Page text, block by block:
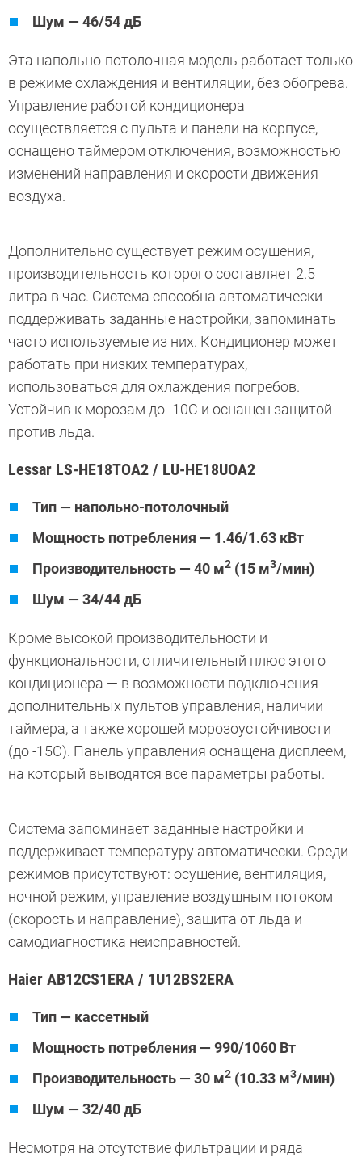
Шум — 46/54 дБ
Эта напольно-потолочная модель работает только
в режиме охлаждения и вентиляции, без обогрева.
Управление работой кондиционера
осуществляется с пульта и панели на корпусе,
оснащено таймером отключения, возможностью
изменений направления и скорости движения
воздуха.
Дополнительно существует режим осушения,
производительность которого составляет 2.5
литра в час. Система способна автоматически
поддерживать заданные настройки, запоминать
часто используемые из них. Кондиционер может
работать при низких температурах,
использоваться для охлаждения погребов.
Устойчив к морозам до -10С и оснащен защитой
против льда.
Lessar LS-HE18TOA2 / LU-HE18UOA2
Тип — напольно-потолочный
Мощность потребления — 1.46/1.63 кВт
Производительность — 40 м2 (15 м3/мин)
Шум — 34/44 дБ
Кроме высокой производительности и
функциональности, отличительный плюс этого
кондиционера — в возможности подключения
дополнительных пультов управления, наличии
таймера, а также хорошей морозоустойчивости
(до -15С). Панель управления оснащена дисплеем,
на который выводятся все параметры работы.
Система запоминает заданные настройки и
поддерживает температуру автоматически. Среди
режимов присутствуют: осушение, вентиляция,
ночной режим, управление воздушным потоком
(скорость и направление), защита от льда и
самодиагностика неисправностей.
Haier AB12CS1ERA / 1U12BS2ERA
Тип — кассетный
Мощность потребления — 990/1060 Вт
Производительность — 30 м2 (10.33 м3/мин)
Шум — 32/40 дБ
Несмотря на отсутствие фильтрации и ряда